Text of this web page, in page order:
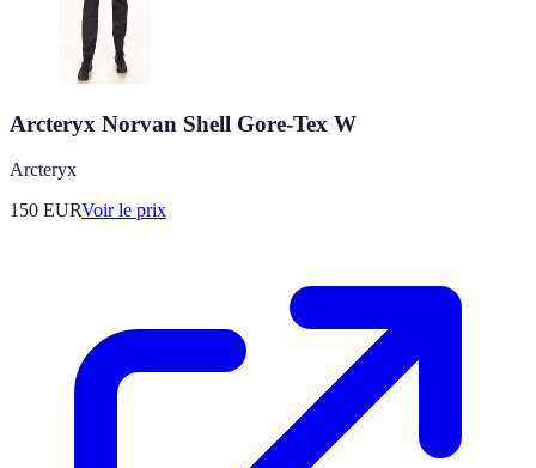
Arcteryx Norvan Shell Gore-Tex W
Arcteryx
150 EURVoir le prix